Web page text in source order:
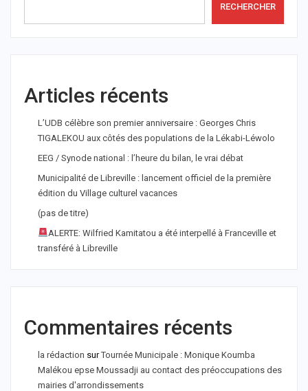
RECHERCHER
Articles récents
L’UDB célèbre son premier anniversaire : Georges Chris
TIGALEKOU aux côtés des populations de la Lékabi-Léwolo
EEG / Synode national : l’heure du bilan, le vrai débat
Municipalité de Libreville : lancement officiel de la première
édition du Village culturel vacances
(pas de titre)
ALERTE: Wilfried Kamitatou a été interpellé à Franceville et
transféré à Libreville
Commentaires récents
la rédaction surTournée Municipale : Monique Koumba
Malékou epse Moussadji au contact des préoccupations des
mairies d'arrondissements